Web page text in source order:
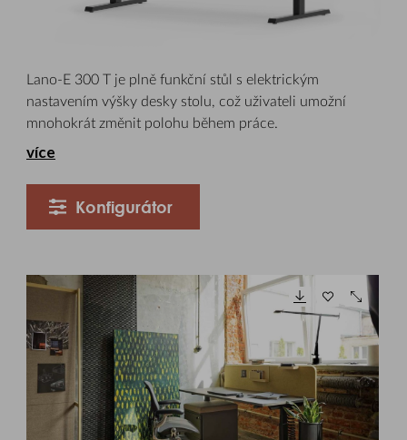
Lano-E 300 T je plně funkční stůl s elektrickým
nastavením výšky desky stolu, což uživateli umožní
mnohokrát změnit polohu během práce.
více
Konfigurátor